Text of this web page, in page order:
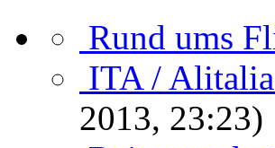
Rund ums
ITA /
2013, 23:23)